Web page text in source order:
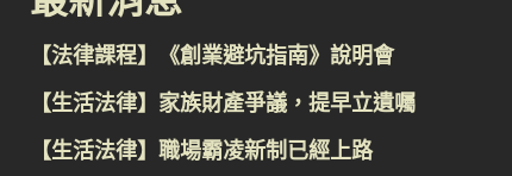
【法律課程】《創業避坑指南》說明會
【生活法律】家族財產爭議，提早立遺囑
【生活法律】職場霸凌新制已經上路